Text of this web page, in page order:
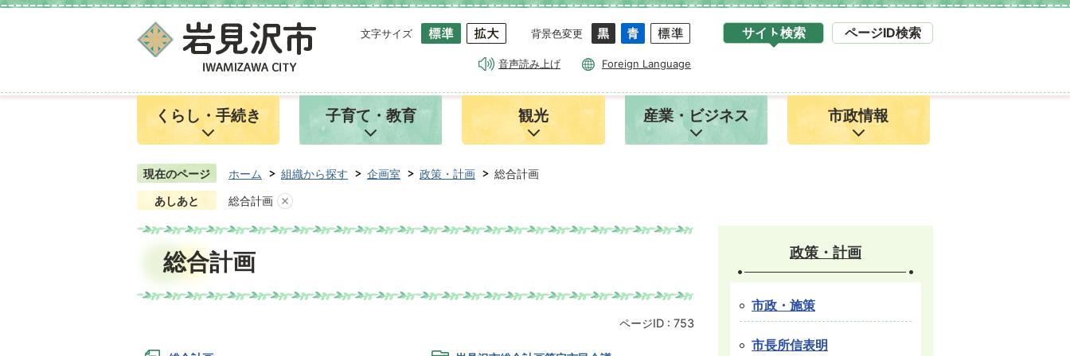
文字サイズ 背景色変更
音声読み上げ Foreign Language
サイト検索 ページID検索
ト
索
くらし・手続き 子育て・教育 観光 産業・ビジネス 市政情報
現在のページ ホーム 組織から探す 企画室 政策・計画
総合計画
あしあと
総合計画
総合計画
ページID : 753
政策・計画
市政・施策
市長所信表明